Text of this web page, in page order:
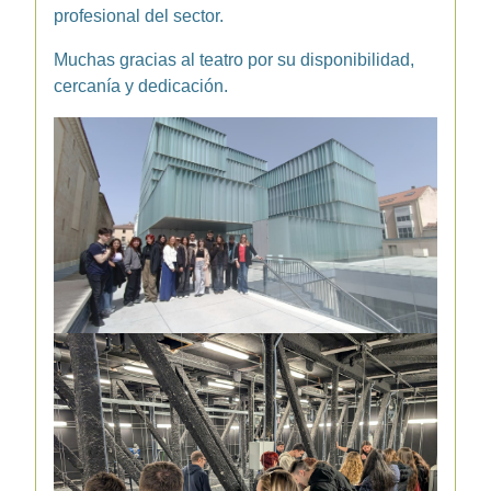
profesional del sector.
Muchas gracias al teatro por su disponibilidad,
cercanía y dedicación.